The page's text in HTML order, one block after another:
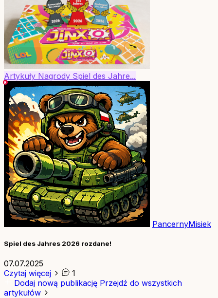
Artykuły Nagrody Spiel des Jahre...
PancernyMisiek
Spiel des Jahres 2026 rozdane!
07.07.2025
Czytaj więcej
1
Dodaj nową publikację Przejdź do wszystkich
artykułów